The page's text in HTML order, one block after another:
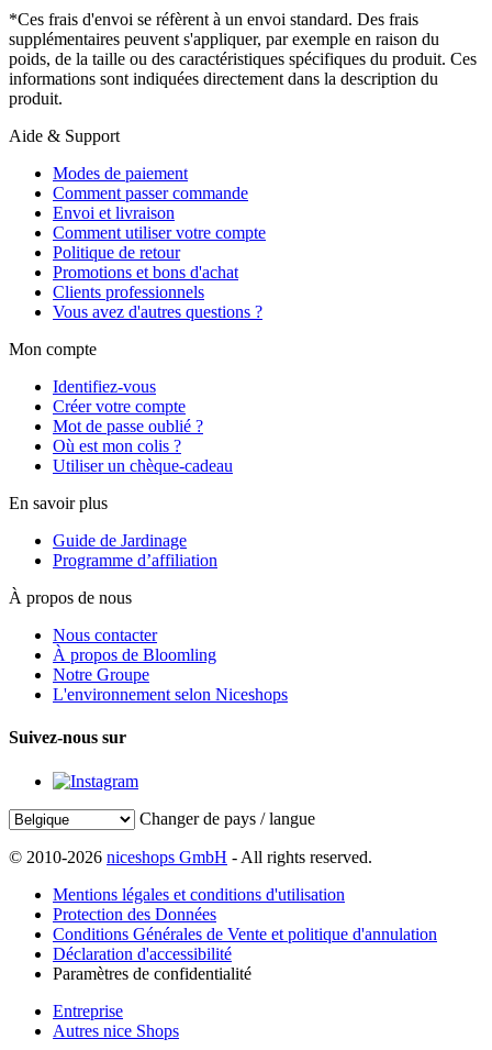
*Ces frais d'envoi se réfèrent à un envoi standard. Des frais
supplémentaires peuvent s'appliquer, par exemple en raison du
poids, de la taille ou des caractéristiques spécifiques du produit. Ces
informations sont indiquées directement dans la description du
produit.
Aide & Support
Modes de paiement
Comment passer commande
Envoi et livraison
Comment utiliser votre compte
Politique de retour
Promotions et bons d'achat
Clients professionnels
Vous avez d'autres questions ?
Mon compte
Identifiez-vous
Créer votre compte
Mot de passe oublié ?
Où est mon colis ?
Utiliser un chèque-cadeau
En savoir plus
Guide de Jardinage
Programme d’affiliation
À propos de nous
Nous contacter
À propos de Bloomling
Notre Groupe
L'environnement selon Niceshops
Suivez-nous sur
Changer de pays / langue
© 2010-2026 niceshops GmbH - All rights reserved.
Mentions légales et conditions d'utilisation
Protection des Données
Conditions Générales de Vente et politique d'annulation
Déclaration d'accessibilité
Paramètres de confidentialité
Entreprise
Autres nice Shops